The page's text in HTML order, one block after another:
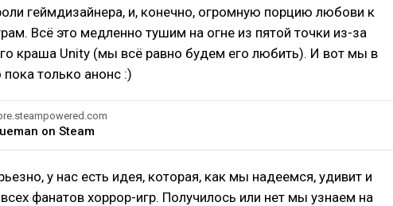
геймдизайнера, и, конечно, огромную порцию любови к
Всё это медленно тушим на огне из пятой точки из-за
краша Unity (мы всё равно будем его любить). И вот мы в
только анонс :)
on Steam
у нас есть идея, которая, как мы надеемся, удивит и
фанатов хоррор-игр. Получилось или нет мы узнаем на